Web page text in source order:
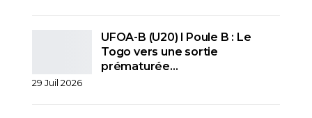
UFOA-B (U20) l Poule B : Le
Togo vers une sortie
prématurée…
29 Juil 2026